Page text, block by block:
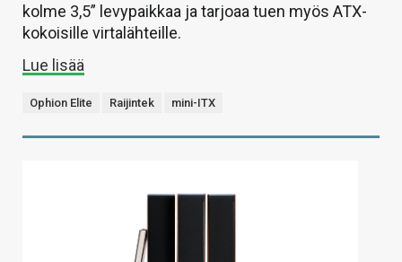
kolme 3,5” levypaikkaa ja tarjoaa tuen myös ATX-
kokoisille virtalähteille.
Lue lisää
Ophion Elite Raijintek mini-ITX